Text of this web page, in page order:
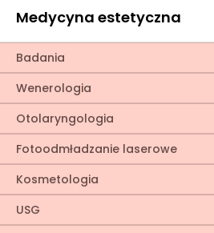
Medycyna estetyczna
Badania
Wenerologia
Otolaryngologia
Fotoodmładzanie laserowe
Kosmetologia
USG